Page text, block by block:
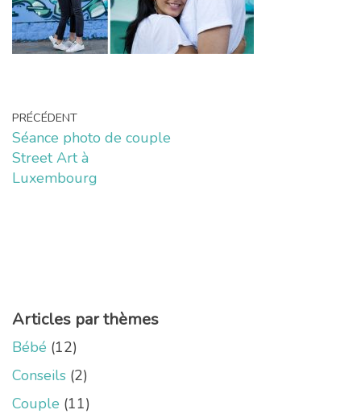
PRÉCÉDENT
Séance photo de couple
Street Art à
Luxembourg
Articles par thèmes
Bébé (12)
Conseils (2)
Couple (11)